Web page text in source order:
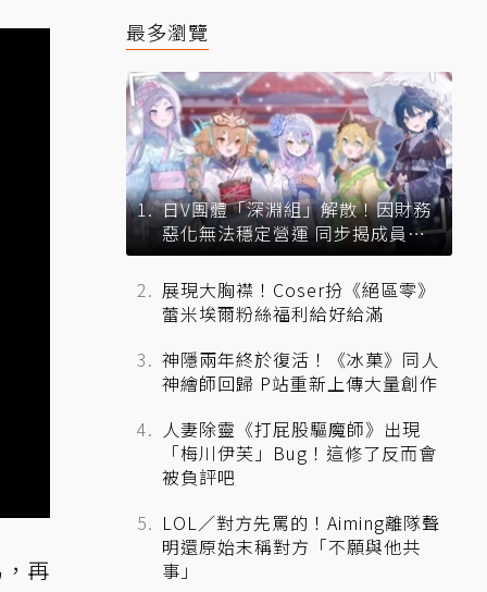
再
最多瀏覽
日V團體「深淵組」解散！因財務
惡化無法穩定營運 同步揭成員未
來去向
展現大胸襟！Coser扮《絕區零》
蕾米埃爾粉絲福利給好給滿
神隱兩年終於復活！《冰菓》同人
神繪師回歸 P站重新上傳大量創作
人妻除靈《打屁股驅魔師》出現
「梅川伊芙」Bug！這修了反而會
被負評吧
LOL／對方先罵的！Aiming離隊聲
明還原始末稱對方「不願與他共
事」